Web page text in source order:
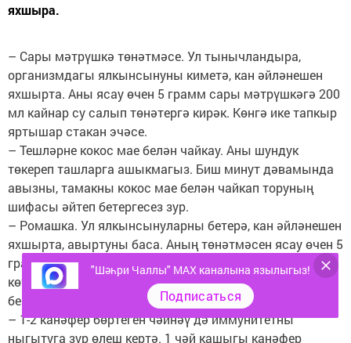
яхшыра.
– Сары мәтрүшкә төнәтмәсе. Ул тынычландыра,
организмдагы ялкынсынуны киметә, кан әйләнешен
яхшырта. Аны ясау өчен 5 грамм сары мәтрүшкәгә 200
мл кайнар су салып төнәтергә кирәк. Көнгә ике тапкыр
яртышар стакан эчәсе.
– Тешләрне кокос мае белән чайкау. Аны шундук
төкереп ташларга ашыкмагыз. Биш минут дәвамында
авызны, тамакны кокос мае белән чайкап торуның
шифасы әйтеп бетергесез зур.
– Ромашка. Ул ялкынсынуларны бетерә, кан әйләнешен
яхшырта, авыртуны баса. Аның төнәтмәсен ясау өчен 5
грамм ромашкага 1 стакан кайнар су салып, 10 минут
көтәргә кирәк. Шуны 0,5 стакан күләмендә йокларга
бер сәгать кала эчәргә.
– 1-2 канәфер бөртеген чәйнәү дә иммунитетны
ныгытуга зур өлеш кертә. 1 чәй кашыгы канәфер
"Шәһри Чаллы" MAX каналына язылыгыз!
Подписаться